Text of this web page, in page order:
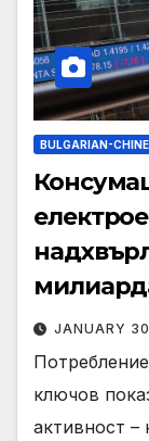
BULGARIAN-
JANUARY
ключов
активност